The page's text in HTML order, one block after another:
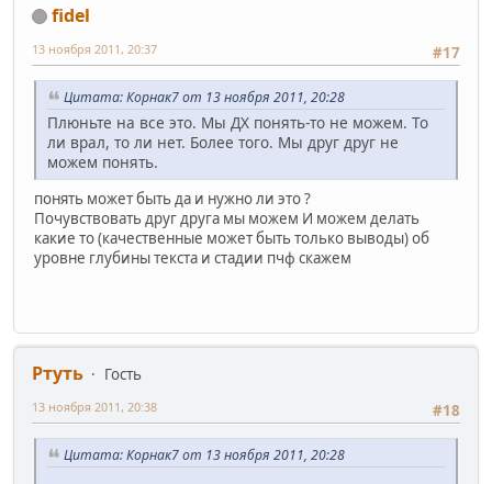
fidel
#17
13 ноября 2011, 20:37
Цитата: Корнак7 от 13 ноября 2011, 20:28
Плюньте на все это. Мы ДХ понять-то не можем. То
ли врал, то ли нет. Более того. Мы друг друг не
можем понять.
понять может быть да и нужно ли это ?
Почувствовать друг друга мы можем И можем делать
какие то (качественные может быть только выводы) об
уровне глубины текста и стадии пчф скажем
Ртуть
Гость
#18
13 ноября 2011, 20:38
Цитата: Корнак7 от 13 ноября 2011, 20:28